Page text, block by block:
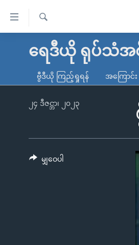
လွယ်ကူ
သည့်
မူလစာမျက်နှာ
ကမ္ဘာ့သတင်းများ
နိုင်ငံတကာ
တရုတ်
အစ္စရေး-ပါလက်စတိုင်း
ရပ်ဝန်းတခု လမ်းတခု အလွန်
အင်္ဂလိပ်စာလေ့လာမယ်
ရ
ရေဒီယို ရုပ်သံအ
ဗွီဒီယို ကြည့်ရှုရန် အကြောင်း
၂၄ ဒီဇင္ဘာ၊ ၂၀၂၃
မျှဝေပါ